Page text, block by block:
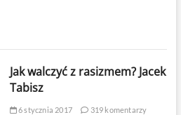
Jak walczyć z rasizmem? Jacek
Tabisz
6 stycznia 2017 319 komentarzy